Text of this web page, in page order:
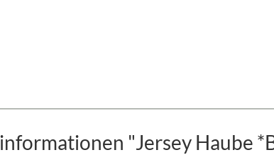
"Jersey Haube